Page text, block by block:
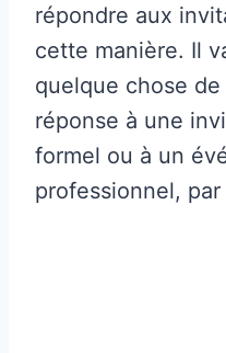
répondre aux
cette manière. Il
quelque chose
réponse à une
formel ou à un
professionnel,